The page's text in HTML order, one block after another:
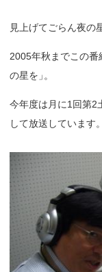
見上げてごらん夜の
2005年秋までこの
の星を 」 。
今年度は月に1回第2
して放送しています。